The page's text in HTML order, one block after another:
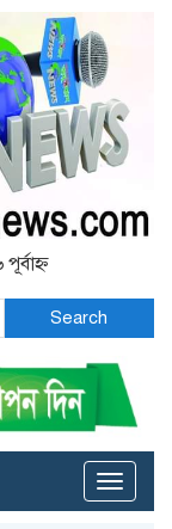
Search
Toggle